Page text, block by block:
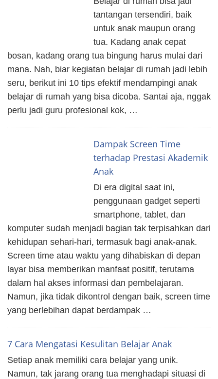
tantangan tersendiri, baik
untuk anak maupun orang
tua. Kadang anak cepat
bosan, kadang orang tua bingung harus mulai dari
mana. Nah, biar kegiatan belajar di rumah jadi lebih
seru, berikut ini 10 tips efektif mendampingi anak
belajar di rumah yang bisa dicoba. Santai aja, nggak
perlu jadi guru profesional kok, …
Dampak Screen Time
terhadap Prestasi Akademik
Anak
Di era digital saat ini,
penggunaan gadget seperti
smartphone, tablet, dan
komputer sudah menjadi bagian tak terpisahkan dari
kehidupan sehari-hari, termasuk bagi anak-anak.
Screen time atau waktu yang dihabiskan di depan
layar bisa memberikan manfaat positif, terutama
dalam hal akses informasi dan pembelajaran.
Namun, jika tidak dikontrol dengan baik, screen time
yang berlebihan dapat berdampak …
7 Cara Mengatasi Kesulitan Belajar Anak
Setiap anak memiliki cara belajar yang unik.
Namun, tak jarang orang tua menghadapi situasi di